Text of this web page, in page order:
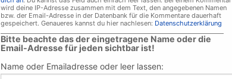
wird deine IP-Adresse zusammen mit dem Text, den angegebenen Namen
bzw. der Email-Adresse in der Datenbank für die Kommentare dauerhaft
gespeichert. Genaueres kannst du hier nachlesen: Datenschutzerklärung
Bitte beachte das der eingetragene Name oder die
Email-Adresse für jeden sichtbar ist!
Name oder Emailadresse oder leer lassen: